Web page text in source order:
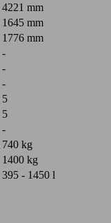
4221 mm
1645 mm
1776 mm
-
-
-
5
5
-
740 kg
1400 kg
395 - 1450 l